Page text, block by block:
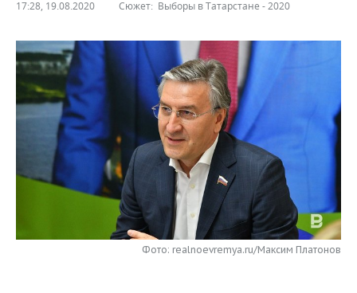
КОРОЛИ ГОСЗАКАЗА ПФО
ВУЗЫ ТАТАРСТАНА
КОМУ ПРИНАДЛЕЖАТ
ТОРГОВЫЕ ЦЕНТРЫ
ТАТАРСТАНА
ФИНАНСЫ
БАНКИ
БЮДЖЕТ
ИНВЕСТИЦИИ
НОВОСТИ
ПРОМЫШЛЕННОСТИ
АГРОПРОМ
МАШИНОСТРОЕНИЕ
НЕФТЕХИМИЯ
НЕДВИЖИМОСТЬ
НОВОСТИ НЕДВИЖИМОСТИ
АВТО
НОВОСТИ АВТО
БИЗНЕС
НОВОСТИ БИЗНЕСА
РОЗНИЧНАЯ ТОРГОВЛЯ
ТЕХНОЛОГИИ
НОВОСТИ ТЕХНОЛОГИЙ
НОВОСТИ МЕРОПРИЯТИЙ
17:28, 19.08.2020 Сюжет: Выборы в Татарстане - 2020
Фото: realnoevremya.ru/Максим Платонов